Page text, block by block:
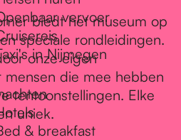
vervoer
in Nijmegen
& breakfast
biedt het museum op
speciale rondleidingen.
onze eigen
die mee hebben
tentoonstellingen. Elke
uniek.